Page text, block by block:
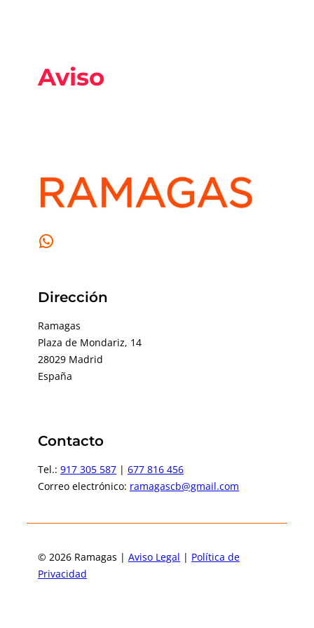
Aviso
WhatsApp
Dirección
Ramagas
Plaza de Mondariz, 14
28029 Madrid
España
Contacto
Tel.: 917 305 587 | 677 816 456
Correo electrónico: ramagascb@gmail.com
© 2026 Ramagas | Aviso Legal | Política de
Privacidad